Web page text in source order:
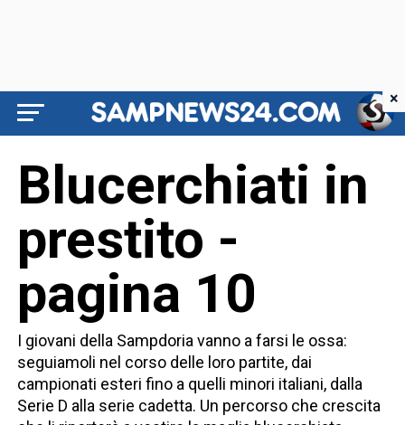
Blucerchiati in
prestito -
pagina 10
I giovani della Sampdoria vanno a farsi le ossa:
seguiamoli nel corso delle loro partite, dai
campionati esteri fino a quelli minori italiani, dalla
Serie D alla serie cadetta. Un percorso che crescita
×